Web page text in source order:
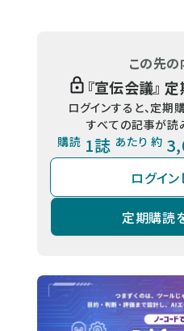
この先
『宣伝会議』
ログインすると、定期
すべての記事が読
購読 1誌 あたり 約
ログイ
定期購読